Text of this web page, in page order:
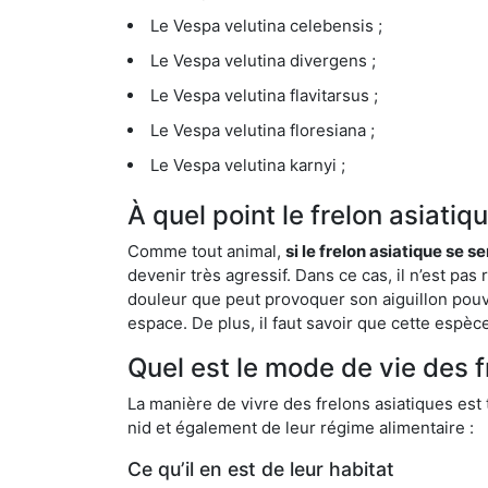
Le Vespa velutina celebensis ;
Le Vespa velutina divergens ;
Le Vespa velutina flavitarsus ;
Le Vespa velutina floresiana ;
Le Vespa velutina karnyi ;
À quel point le frelon
Comme tout animal, si le frelon asiatique se
devenir très agressif. Dans ce cas, il n’est
douleur que peut provoquer son aiguillon
espace. De plus, il faut savoir que cette
Quel est le mode de vie des
La manière de vivre des frelons asiatiques
nid et également de leur régime alimentaire :
Ce qu’il en est de leur habitat